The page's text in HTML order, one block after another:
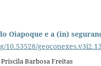
Oiapoque e a (in)
10.53528/
Barbosa Freitas